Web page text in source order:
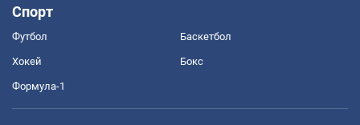
Спорт
Футбол Баскетбол
Хокей Бокс
Формула-1